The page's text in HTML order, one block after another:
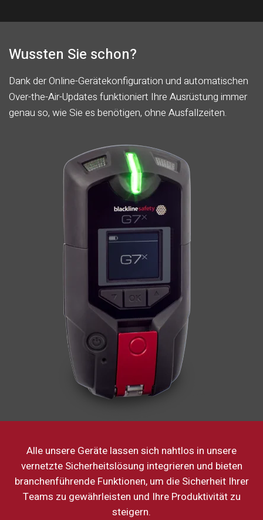
Wussten Sie schon?
Dank der Online-Gerätekonfiguration und automatischen
Over-the-Air-Updates funktioniert Ihre Ausrüstung immer
genau so, wie Sie es benötigen, ohne Ausfallzeiten.
Alle unsere Geräte lassen sich nahtlos in unsere
vernetzte Sicherheitslösung integrieren und bieten
branchenführende Funktionen, um die Sicherheit Ihrer
Teams zu gewährleisten und Ihre Produktivität zu
steigern.